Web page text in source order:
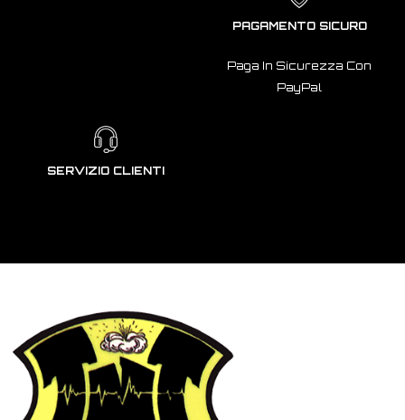
PAGAMENTO SICURO
Paga In Sicurezza Con
PayPal
SERVIZIO CLIENTI